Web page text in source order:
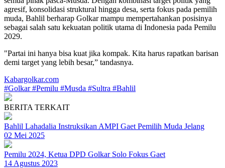
agresif, konsolidasi struktural hingga desa, serta fokus pada pemilih
muda, Bahlil berharap Golkar mampu mempertahankan posisinya
sebagai salah satu kekuatan politik utama di Indonesia pada Pemilu
2029.
"Partai ini hanya bisa kuat jika kompak. Kita harus rapatkan barisan
demi target yang lebih besar,” tandasnya.
Kabargolkar.com
#Golkar#Pemilu #Musda #Sultra #Bahlil
BERITA TERKAIT
Bahlil Lahadalia Instruksikan AMPI Gaet Pemilih Muda Jelang
02 Mei 2025
Pemilu 2024, Ketua DPD Golkar Solo Fokus Gaet
14 Agustus 2023